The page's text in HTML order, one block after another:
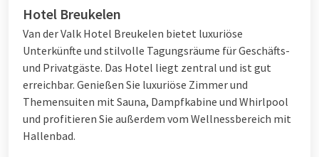
Hotel Breukelen
Van der Valk Hotel Breukelen bietet luxuriöse
Unterkünfte und stilvolle Tagungsräume für Geschäfts-
und Privatgäste. Das Hotel liegt zentral und ist gut
erreichbar. Genießen Sie luxuriöse Zimmer und
Themensuiten mit Sauna, Dampfkabine und Whirlpool
und profitieren Sie außerdem vom Wellnessbereich mit
Hallenbad.